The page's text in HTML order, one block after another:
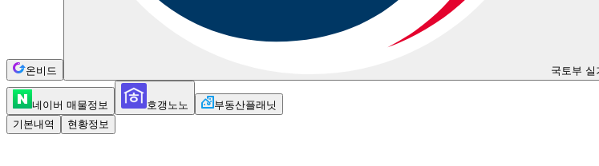
온비드 국토부 실
네이버 매물정보 호갱노노
부동산플래닛
기본내역
현황정보